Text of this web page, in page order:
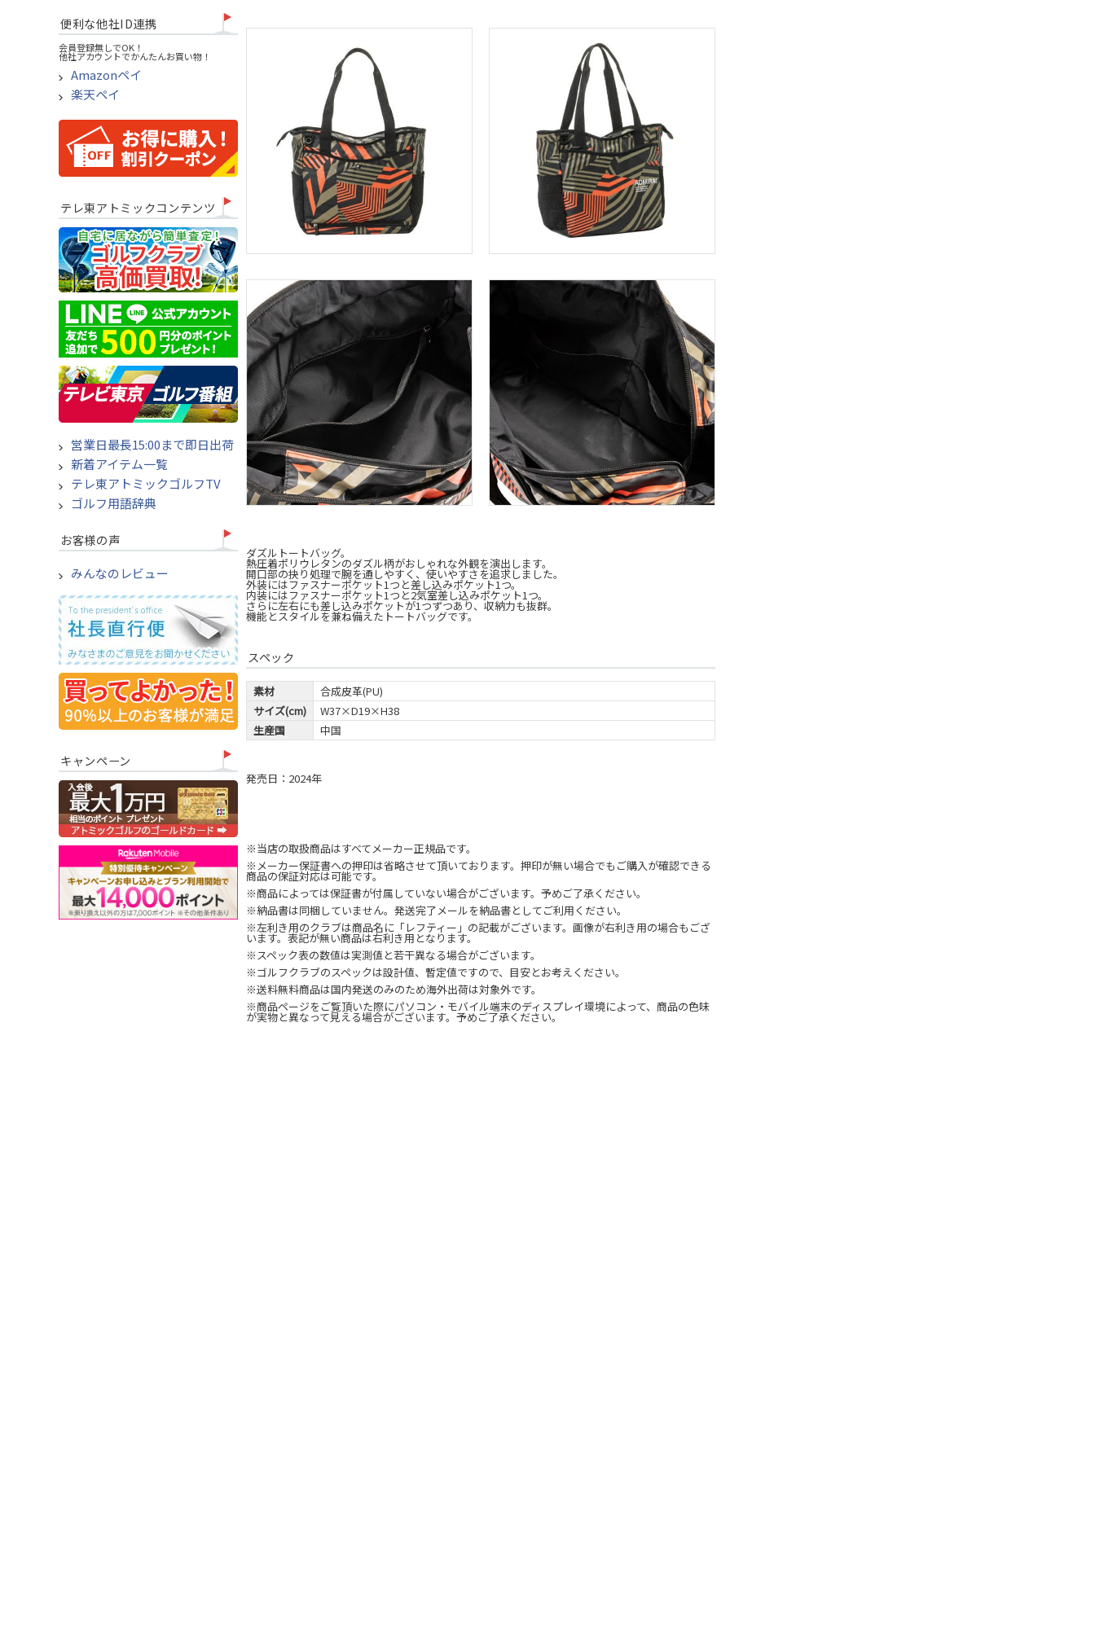
ゴルフシューズ
ウェア
その他
便利な他社ID連携
会員登録無しでOK！
他社アカウントでかんたんお買い物！
Amazonペイ
楽天ペイ
テレ東アトミックコンテンツ
営業日最長15:00まで即日出荷
新着アイテム一覧
テレ東アトミックゴルフTV
ゴルフ用語辞典
お客様の声
みんなのレビュー
キャンペーン
ダズルトートバッグ。
熱圧着ポリウレタンのダズル柄がおしゃれな外観を演出します。
開口部の抉り処理で腕を通しやすく、使いやすさを追求しました。
外装にはファスナーポケット1つと差し込みポケット1つ。
内装にはファスナーポケット1つと2気室差し込みポケット1つ。
さらに左右にも差し込みポケットが1つずつあり、収納力も抜群。
機能とスタイルを兼ね備えたトートバッグです。
スペック
素材
合成皮革(PU)
サイズ(cm)
W37×D19×H38
生産国
中国
発売日：2024年
※当店の取扱商品はすべてメーカー正規品です。
※メーカー保証書への押印は省略させて頂いております。押印が無い場合でもご購入が確認できる
商品の保証対応は可能です。
※商品によっては保証書が付属していない場合がございます。予めご了承ください。
※納品書は同梱していません。発送完了メールを納品書としてご利用ください。
※左利き用のクラブは商品名に「レフティー」の記載がございます。画像が右利き用の場合もござ
います。表記が無い商品は右利き用となります。
※スペック表の数値は実測値と若干異なる場合がございます。
※ゴルフクラブのスペックは設計値、暫定値ですので、目安とお考えください。
※送料無料商品は国内発送のみのため海外出荷は対象外です。
※商品ページをご覧頂いた際にパソコン・モバイル端末のディスプレイ環境によって、商品の色味
が実物と異なって見える場合がございます。予めご了承ください。